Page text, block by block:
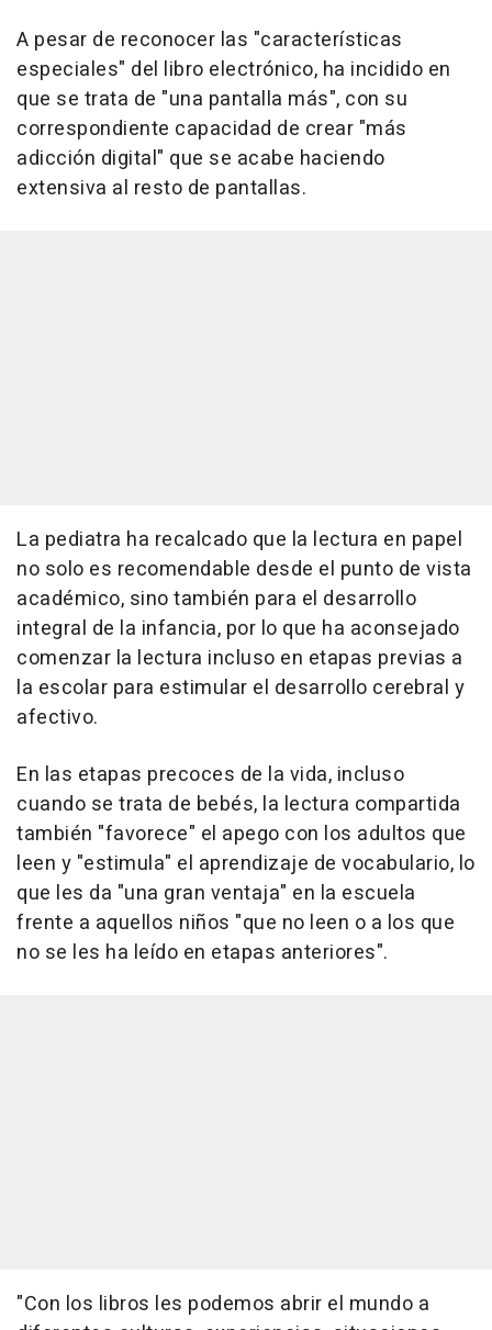
A pesar de reconocer las "características
especiales" del libro electrónico, ha incidido en
que se trata de "una pantalla más", con su
correspondiente capacidad de crear "más
adicción digital" que se acabe haciendo
extensiva al resto de pantallas.
La pediatra ha recalcado que la lectura en papel
no solo es recomendable desde el punto de vista
académico, sino también para el desarrollo
integral de la infancia, por lo que ha aconsejado
comenzar la lectura incluso en etapas previas a
la escolar para estimular el desarrollo cerebral y
afectivo.
En las etapas precoces de la vida, incluso
cuando se trata de bebés, la lectura compartida
también "favorece" el apego con los adultos que
leen y "estimula" el aprendizaje de vocabulario, lo
que les da "una gran ventaja" en la escuela
frente a aquellos niños "que no leen o a los que
no se les ha leído en etapas anteriores".
"Con los libros les podemos abrir el mundo a